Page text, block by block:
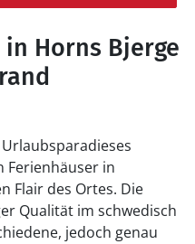
in Horns Bjerge
Ferienhäuser in
Flair des Ortes. Die
Qualität im schwedisch
jedoch genau